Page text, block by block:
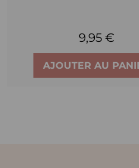
9,95 €
AJOUTER AU